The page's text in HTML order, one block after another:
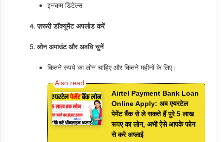
इनकम डिटेल्स
ज़रूरी डॉक्यूमेंट अपलोड करें
लोन अमाउंट और अवधि चुनें
कितने रुपये का लोन चाहिए और कितने महीनों के लिए।
Airtel Payment Bank Loan
Online Apply: अब एयरटेल
पेमेंट बैंक से ले सकते हैं पुरे 5 लाख
रूपए का लोन, अभी ऐसे आपके फोन
से करे अप्लाई